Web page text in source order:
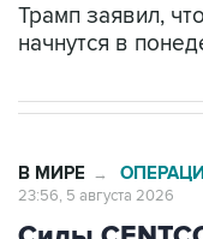
Трамп заявил,
начнутся в
В МИРЕ →
23:56, 5 августа 2026